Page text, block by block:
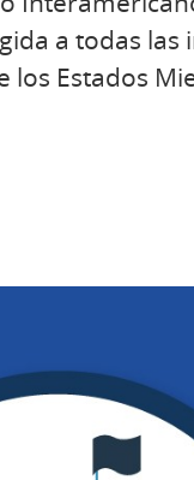
a todas
Estados